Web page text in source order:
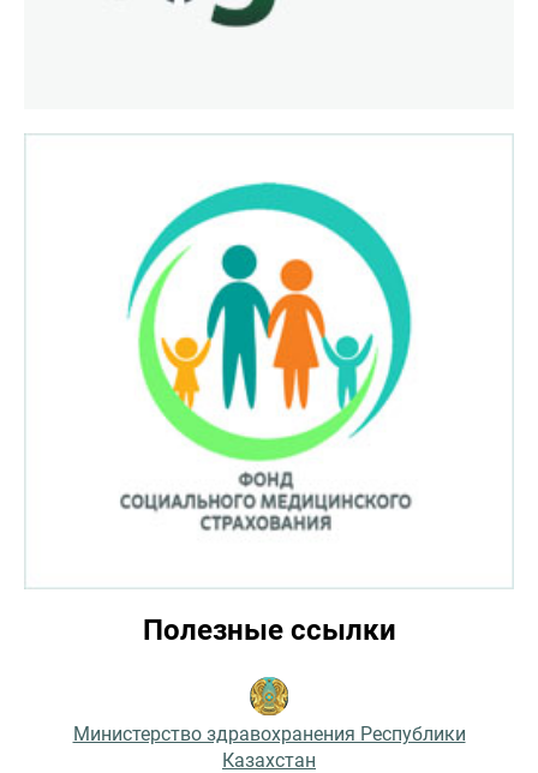
Полезные ссылки
Министерство здравохранения Республики
Казахстан